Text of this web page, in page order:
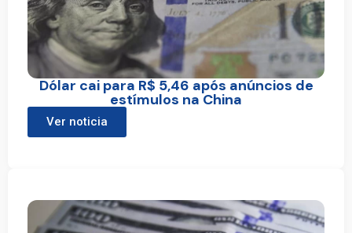
Dólar cai para R$ 5,46 após anúncios de
estímulos na China
Ver noticia